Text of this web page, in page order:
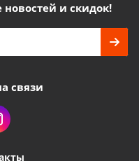
и скидок!
связи